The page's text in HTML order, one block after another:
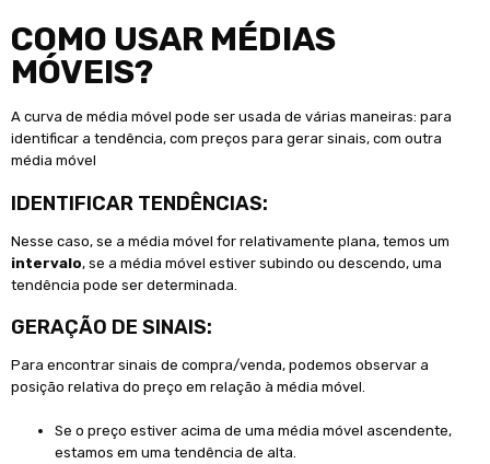
COMO USAR MÉDIAS
MÓVEIS?
A curva de média móvel pode ser usada de várias maneiras: para
identificar a tendência, com preços para gerar sinais, com outra
média móvel
IDENTIFICAR TENDÊNCIAS:
Nesse caso, se a média móvel for relativamente plana, temos um
intervalo, se a média móvel estiver subindo ou descendo, uma
tendência pode ser determinada.
GERAÇÃO DE SINAIS:
Para encontrar sinais de compra/venda, podemos observar a
posição relativa do preço em relação à média móvel.
Se o preço estiver acima de uma média móvel ascendente,
estamos em uma tendência de alta.